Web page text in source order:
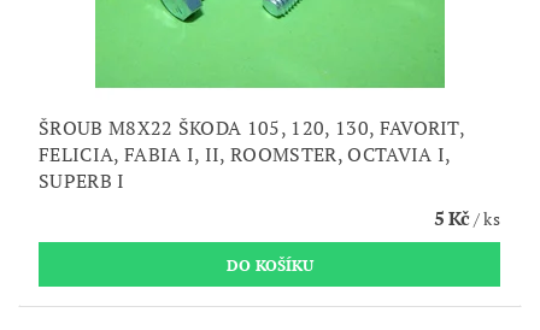
ŠROUB M8X22 ŠKODA 105, 120, 130, FAVORIT,
FELICIA, FABIA I, II, ROOMSTER, OCTAVIA I,
SUPERB I
5 Kč/ ks